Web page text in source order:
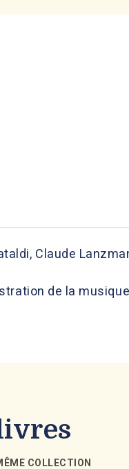
Claude
de la
COLLECTION